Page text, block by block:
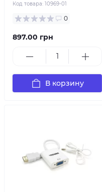
Код товара: 10969-01
0
897.00 грн
В корзину